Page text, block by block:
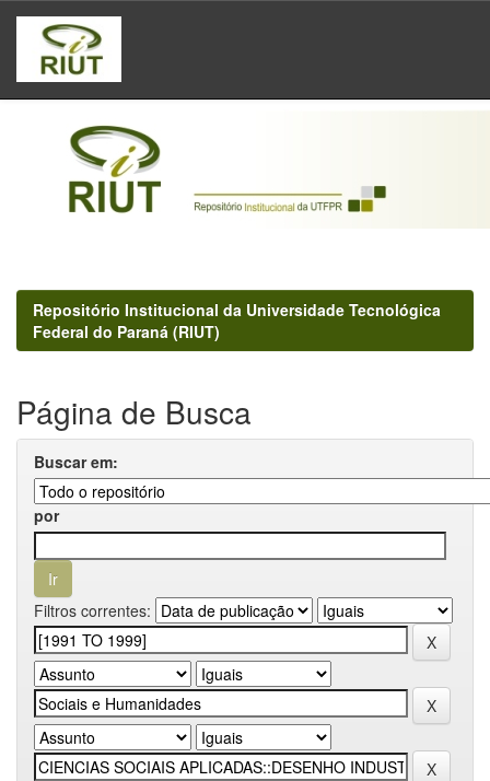
Skip
navigation
Repositório Institucional da Universidade Tecnológica
Federal do Paraná (RIUT)
Página de Busca
Buscar em:
por
Filtros correntes: